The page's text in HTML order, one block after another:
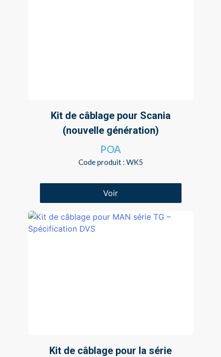
Kit de câblage pour Scania
(nouvelle génération)
POA
Code produit : WK5
Voir
Kit de câblage pour la série